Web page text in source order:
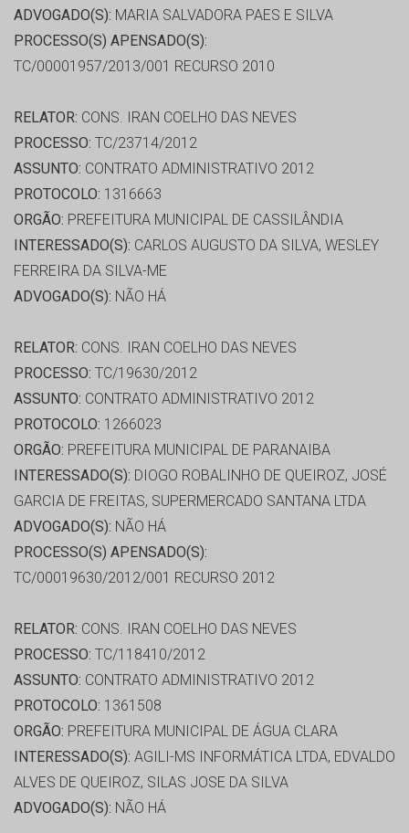
ADVOGADO(S): MARIA SALVADORA PAES E SILVA
PROCESSO(S) APENSADO(S):
TC/00001957/2013/001 RECURSO 2010
RELATOR: CONS. IRAN COELHO DAS NEVES
PROCESSO: TC/23714/2012
ASSUNTO: CONTRATO ADMINISTRATIVO 2012
PROTOCOLO: 1316663
ORGÃO: PREFEITURA MUNICIPAL DE CASSILÂNDIA
INTERESSADO(S): CARLOS AUGUSTO DA SILVA, WESLEY
FERREIRA DA SILVA-ME
ADVOGADO(S): NÃO HÁ
RELATOR: CONS. IRAN COELHO DAS NEVES
PROCESSO: TC/19630/2012
ASSUNTO: CONTRATO ADMINISTRATIVO 2012
PROTOCOLO: 1266023
ORGÃO: PREFEITURA MUNICIPAL DE PARANAIBA
INTERESSADO(S): DIOGO ROBALINHO DE QUEIROZ, JOSÉ
GARCIA DE FREITAS, SUPERMERCADO SANTANA LTDA
ADVOGADO(S): NÃO HÁ
PROCESSO(S) APENSADO(S):
TC/00019630/2012/001 RECURSO 2012
RELATOR: CONS. IRAN COELHO DAS NEVES
PROCESSO: TC/118410/2012
ASSUNTO: CONTRATO ADMINISTRATIVO 2012
PROTOCOLO: 1361508
ORGÃO: PREFEITURA MUNICIPAL DE ÁGUA CLARA
INTERESSADO(S): AGILI-MS INFORMÁTICA LTDA, EDVALDO
ALVES DE QUEIROZ, SILAS JOSE DA SILVA
ADVOGADO(S): NÃO HÁ